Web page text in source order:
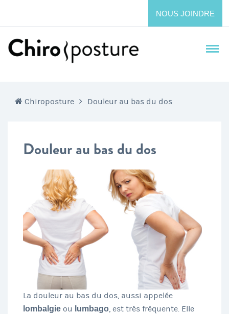
NOUS JOINDRE
Chiroposture Douleur au bas du dos
Douleur au bas du dos
La douleur au bas du dos, aussi appelée
lombalgie ou lumbago, est très fréquente. Elle